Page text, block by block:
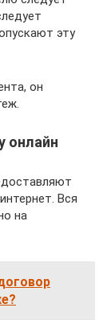
эту
он
онлайн
Вся
на